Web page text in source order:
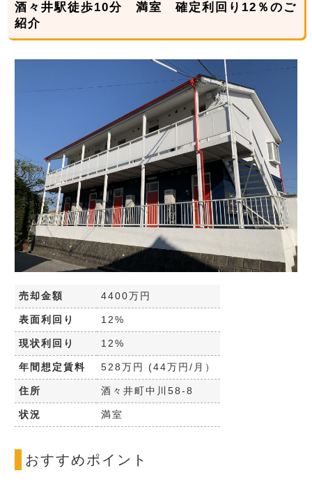
酒々井駅徒歩10分 満室 確定利回り12％のご
紹介
売却金額 4400万円
表面利回り 12%
現状利回り 12%
年間想定賃料 528万円 (44万円/月）
住所 酒々井町中川58-8
状況 満室
おすすめポイント